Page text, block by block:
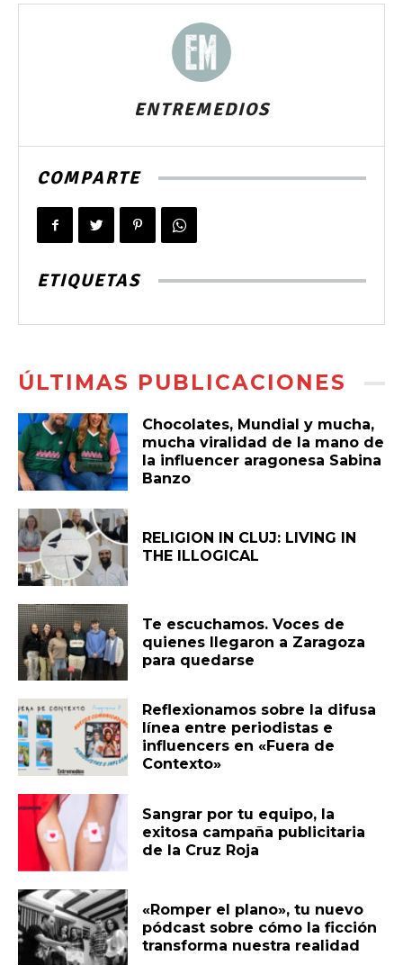
ENTREMEDIOS
COMPARTE
ETIQUETAS
ÚLTIMAS PUBLICACIONES
Chocolates, Mundial y mucha,
mucha viralidad de la mano de
la influencer aragonesa Sabina
Banzo
RELIGION IN CLUJ: LIVING IN
THE ILLOGICAL
Te escuchamos. Voces de
quienes llegaron a Zaragoza
para quedarse
Reflexionamos sobre la difusa
línea entre periodistas e
influencers en «Fuera de
Contexto»
Sangrar por tu equipo, la
exitosa campaña publicitaria
de la Cruz Roja
«Romper el plano», tu nuevo
pódcast sobre cómo la ficción
transforma nuestra realidad